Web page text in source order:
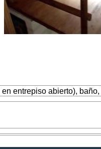
entrepiso abierto),